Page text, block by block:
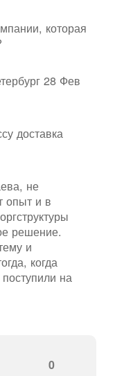
которая
28 Фев
доставка
не
опыт и в
решение.
и
когда
на
0